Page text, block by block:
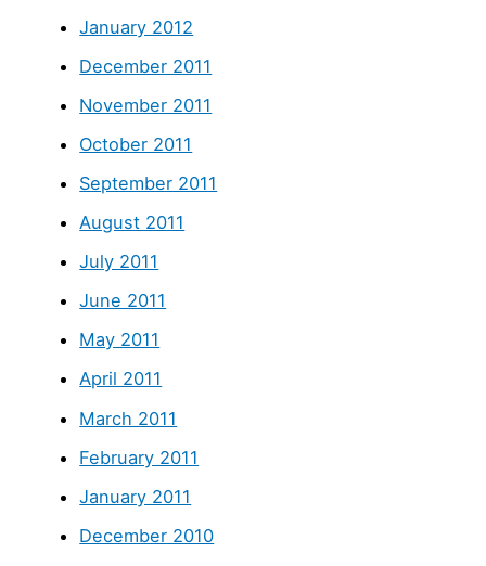
January 2012
December 2011
November 2011
October 2011
September 2011
August 2011
July 2011
June 2011
May 2011
April 2011
March 2011
February 2011
January 2011
December 2010